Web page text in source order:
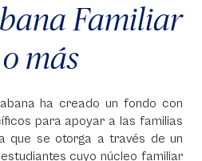
Familiar
más
ha creado un fondo con
para apoyar a las familias
que se otorga a través de un
cuyo núcleo familiar